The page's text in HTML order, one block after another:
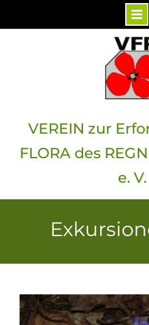
VEREIN zur
FLORA des
e. V.